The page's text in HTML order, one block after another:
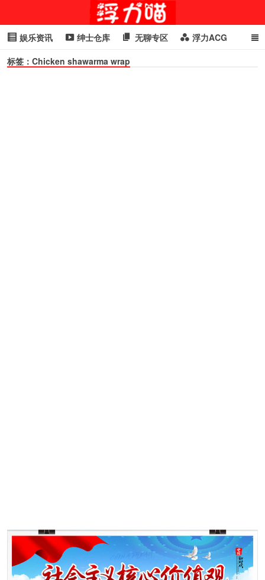
娱乐资讯 绅士仓库 无聊专区 浮力ACG
浮力GIF 明星头条 浮力资讯
标签：Chicken shawarma wrap